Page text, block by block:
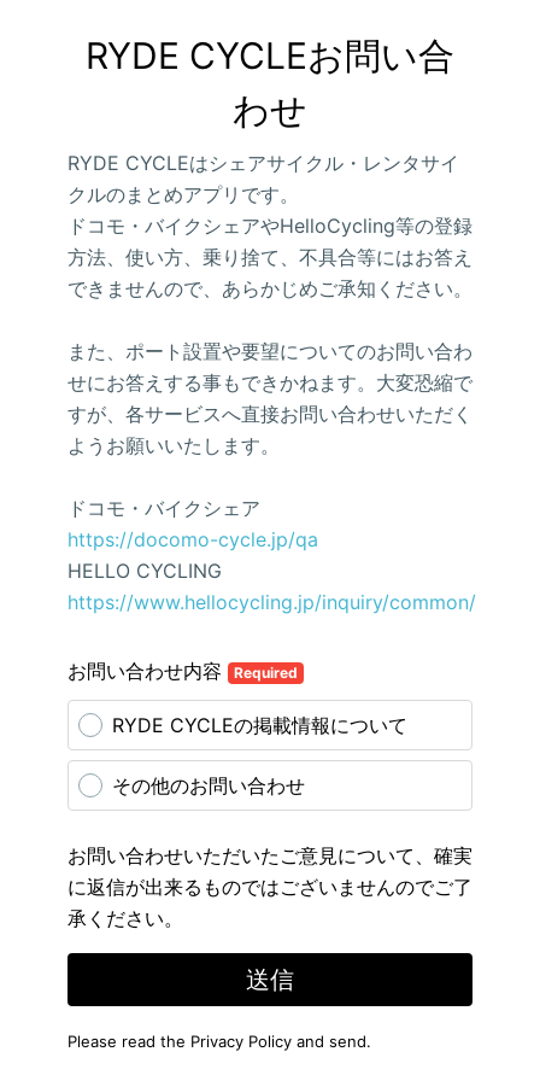
RYDE CYCLEお問い合
わせ
RYDE CYCLEはシェアサイクル・レンタサイ
クルのまとめアプリです。
ドコモ・バイクシェアやHelloCycling等の登録
方法、使い方、乗り捨て、不具合等にはお答え
できませんので、あらかじめご承知ください。
また、ポート設置や要望についてのお問い合わ
せにお答えする事もできかねます。大変恐縮で
すが、各サービスへ直接お問い合わせいただく
ようお願いいたします。
ドコモ・バイクシェア
https://docomo-cycle.jp/qa
HELLO CYCLING
https://www.hellocycling.jp/inquiry/common/
お問い合わせ内容 Required
RYDE CYCLEの掲載情報について
その他のお問い合わせ
お問い合わせいただいたご意見について、確実
に返信が出来るものではございませんのでご了
承ください。
送信
Please read the Privacy Policy and send.